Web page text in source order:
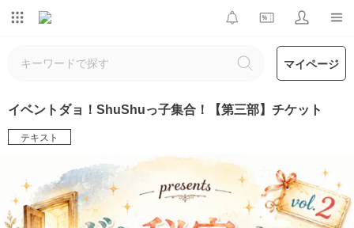
マイページ
イベントダョ！ShuShuっ子集合！【第三部】チケット
テキスト